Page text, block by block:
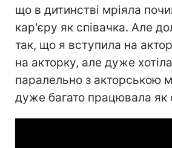
що в дитинстві мріяла
кар'єру як співачка. Але
так, що я вступила на
на акторку, але дуже хотіла
паралельно з акторською
дуже багато працювала як